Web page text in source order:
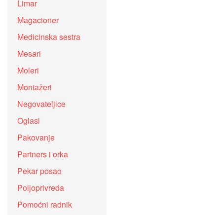
Limar
Magacioner
Medicinska sestra
Mesari
Moleri
Montažeri
Negovateljice
Oglasi
Pakovanje
Partners i orka
Pekar posao
Poljoprivreda
Pomoćni radnik